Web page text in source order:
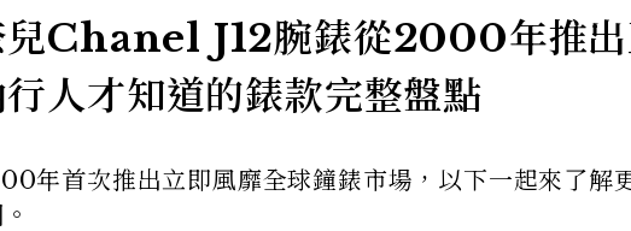
Chanel J12腕錶從2000年推
人才知道的錶款完整盤點
年首次推出立即風靡全球鐘錶市場，以下一起來了解